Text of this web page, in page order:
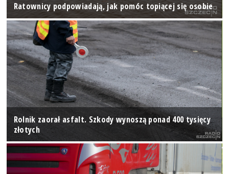
Ratownicy podpowiadają, jak pomóc topiącej się osobie
Rolnik zaorał asfalt. Szkody wynoszą ponad 400 tysięcy
złotych